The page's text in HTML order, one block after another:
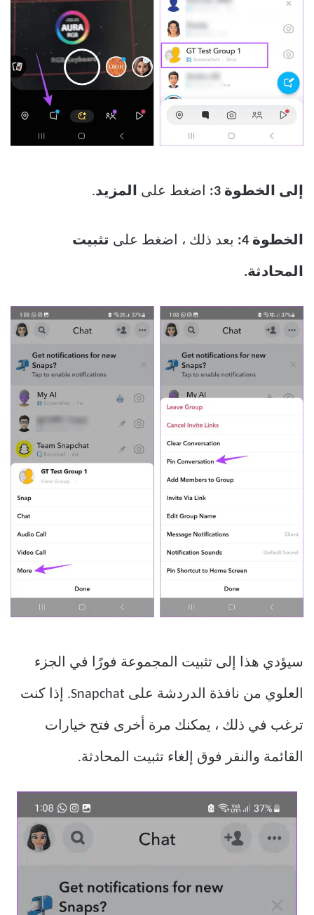
إلى الخطوة 3: اضغط على المزيد.
الخطوة 4: بعد ذلك ، اضغط على تثبيت
المحادثة.
سيؤدي هذا إلى تثبيت المجموعة فورًا في الجزء
العلوي من نافذة الدردشة على Snapchat. إذا كنت
ترغب في ذلك ، يمكنك مرة أخرى فتح خيارات
القائمة والنقر فوق إلغاء تثبيت المحادثة.